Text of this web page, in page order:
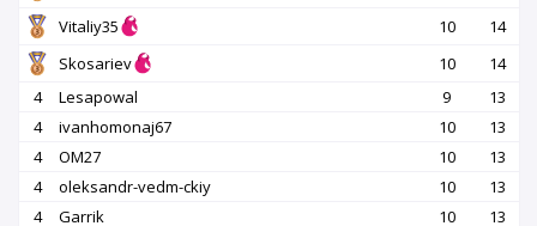
Vitaliy35
10
14
Skosariev
10
14
4
Lesapowal 9
13
4
ivanhomonaj67 10
13
4
OM27 10
13
4
oleksandr-vedm-ckiy 10
13
4
Garrik 10
13